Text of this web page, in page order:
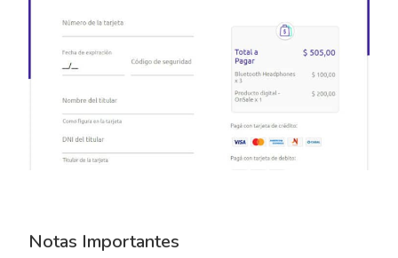
Notas Importantes